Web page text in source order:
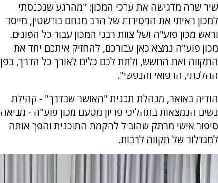
שיר שרה מדגישה את ערכי המכון: "מהרגע שנכנסתי
למכון ראיתי את המסירות של הרב מנחם בורשטין, מייסד
וראש מכון פוע"ה ושל צוות רבני המכון עבור כל הפונים.
מכון פוע"ה נמצא כאן עבורכם, להחזיק איתכם יחד את
התקווה ואת החשש, ולתת לכם כלים לאורך כל הדרך, בפן
ההלכתי, הרפואי והנפשי".
הודיה באואר, מנהלת תכנית "האושר שבדרך" - קהילת
נשים הנמצאות בתהליכי פריון מטעם מכון פוע"ה - מביאה
סיפור אישי מרתק שהוביל להקמת התוכנית והפך אותה
למגדלור של תקווה לרבות.